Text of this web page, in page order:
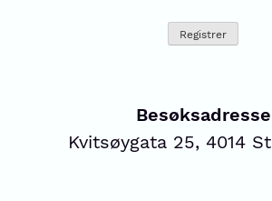
Besøksadresse
Kvitsøygata 25, 4014